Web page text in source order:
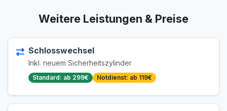
Weitere Leistungen & Preise
Schlosswechsel
Inkl. neuem Sicherheitszylinder
Standard: ab 299€ Notdienst: ab 119€